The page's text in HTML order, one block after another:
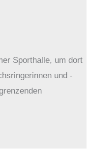
Sporthalle, um dort
und -